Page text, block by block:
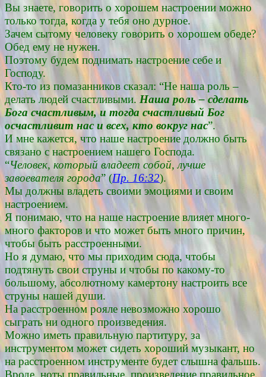
Вы знаете, говорить о хорошем настроении можно
только тогда, когда у тебя оно дурное.
Зачем сытому человеку говорить о хорошем обеде?
Обед ему не нужен.
Поэтому будем поднимать настроение себе и
Господу.
Кто-то из помазанников сказал: “Не наша роль –
делать людей счастливыми. Наша роль – сделать
Бога счастливым, и тогда счастливый Бог
осчастливит нас и всех, кто вокруг нас”.
И мне кажется, что наше настроение должно быть
связано с настроением нашего Господа.
“Человек, который владеет собой, лучше
завоевателя города” (Пр. 16:32).
Мы должны владеть своими эмоциями и своим
настроением.
Я понимаю, что на наше настроение влияет много-
много факторов и что может быть много причин,
чтобы быть расстроенными.
Но я думаю, что мы приходим сюда, чтобы
подтянуть свои струны и чтобы по какому-то
большому, абсолютному камертону настроить все
струны нашей души.
На расстроенном рояле невозможно хорошо
сыграть ни одного произведения.
Можно иметь правильную партитуру, за
инструментом может сидеть хороший музыкант, но
на расстроенном инструменте будет слышна фальшь.
Вроде, ноты правильные, произведение правильное,